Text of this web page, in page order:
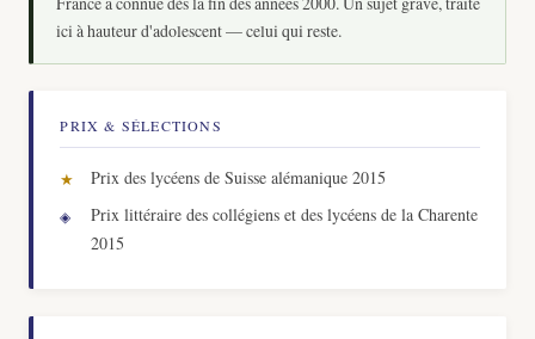
ici à hauteur d'adolescent — celui qui reste.
PRIX & SÉLECTIONS
Prix des lycéens de Suisse alémanique 2015
Prix littéraire des collégiens et des lycéens de la Charente
2015